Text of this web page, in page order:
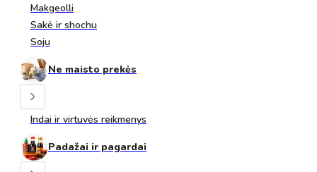
Makgeolli
Sakė ir shochu
Soju
Ne maisto prekės
Indai ir virtuvės reikmenys
Padažai ir pagardai